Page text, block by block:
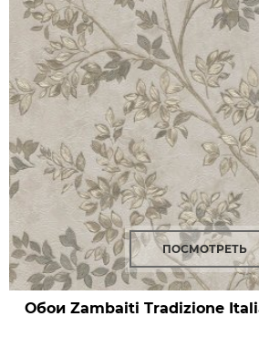
ПОСМОТРЕТЬ
Обои Zambaiti Tradizione